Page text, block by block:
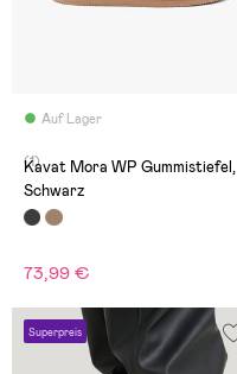
Auf Lager
(1)
Kavat Mora WP Gummistiefel,
Schwarz
73,99 €
Superpreis